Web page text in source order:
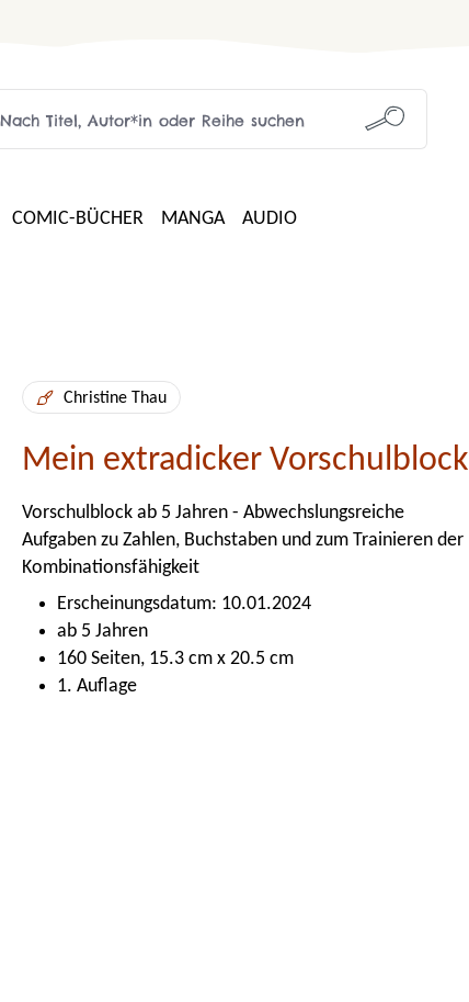
COMIC-BÜCHER MANGA AUDIO
Christine Thau
Mein extradicker Vorschulblock
Vorschulblock ab 5 Jahren - Abwechslungsreiche
Aufgaben zu Zahlen, Buchstaben und zum Trainieren der
Kombinationsfähigkeit
Erscheinungsdatum: 10.01.2024
ab 5 Jahren
160 Seiten, 15.3 cm x 20.5 cm
1. Auflage